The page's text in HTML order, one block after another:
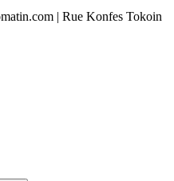
| Rue Konfes Tokoin